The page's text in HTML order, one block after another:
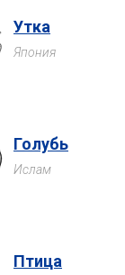
Утка
Япония
Голубь
Ислам
Птица